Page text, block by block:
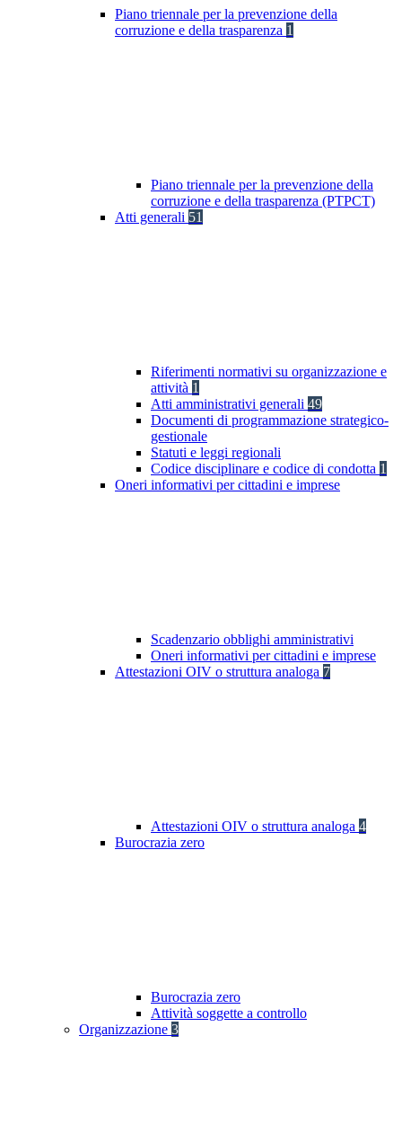
Piano triennale per la prevenzione della
corruzione e della trasparenza 1
Piano triennale per la prevenzione della
corruzione e della trasparenza (PTPCT)
Atti generali 51
Riferimenti normativi su organizzazione e
attività 1
Atti amministrativi generali 49
Documenti di programmazione strategico-
gestionale
Statuti e leggi regionali
Codice disciplinare e codice di condotta 1
Oneri informativi per cittadini e imprese
Scadenzario obblighi amministrativi
Oneri informativi per cittadini e imprese
Attestazioni OIV o struttura analoga 7
Attestazioni OIV o struttura analoga 4
Burocrazia zero
Burocrazia zero
Attività soggette a controllo
Organizzazione 3